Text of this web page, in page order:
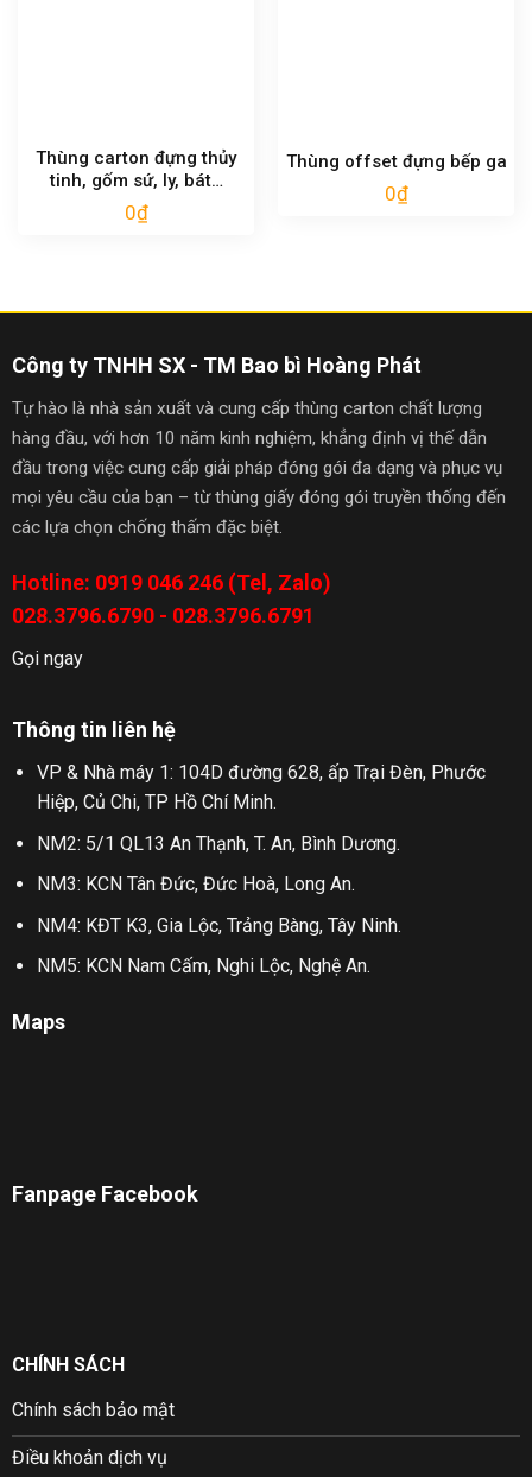
Thùng carton đựng thủy
tinh, gốm sứ, ly, bát…
0₫
Thùng offset đựng bếp ga
0₫
Công ty TNHH SX - TM Bao bì Hoàng Phát
Tự hào là nhà sản xuất và cung cấp thùng carton chất lượng
hàng đầu, với hơn 10 năm kinh nghiệm, khẳng định vị thế dẫn
đầu trong việc cung cấp giải pháp đóng gói đa dạng và phục vụ
mọi yêu cầu của bạn – từ thùng giấy đóng gói truyền thống đến
các lựa chọn chống thấm đặc biệt.
Hotline: 0919 046 246 (Tel, Zalo)
028.3796.6790 - 028.3796.6791
Gọi ngay
Thông tin liên hệ
VP & Nhà máy 1: 104D đường 628, ấp Trại Đèn, Phước
Hiệp, Củ Chi, TP Hồ Chí Minh.
NM2: 5/1 QL13 An Thạnh, T. An, Bình Dương.
NM3: KCN Tân Đức, Đức Hoà, Long An.
NM4: KĐT K3, Gia Lộc, Trảng Bàng, Tây Ninh.
NM5: KCN Nam Cấm, Nghi Lộc, Nghệ An.
Maps
Fanpage Facebook
CHÍNH SÁCH
Chính sách bảo mật
Điều khoản dịch vụ